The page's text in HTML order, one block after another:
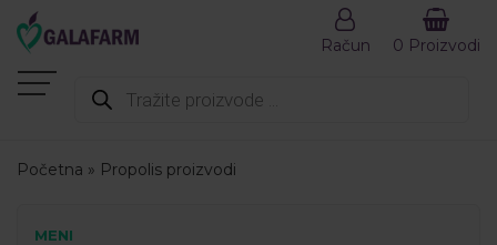
search
Račun 0 Proizvodi
Početna » Propolis proizvodi
MENI